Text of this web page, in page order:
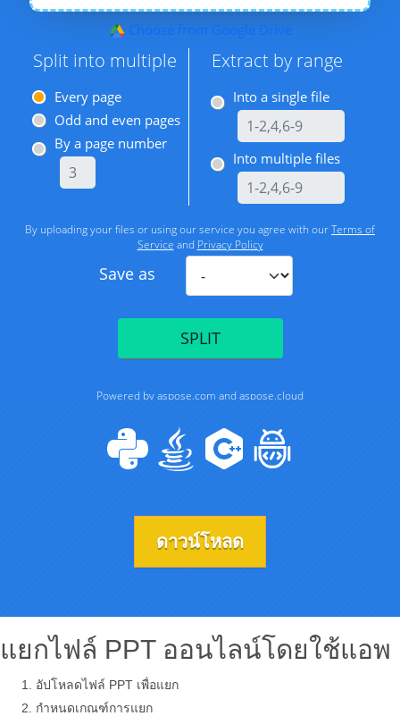
ดาวน์โหลด
แยกไฟล์ PPT ออนไลน์โดยใช้แอพ
อัปโหลดไฟล์ PPT เพื่อแยก
กำหนดเกณฑ์การแยก